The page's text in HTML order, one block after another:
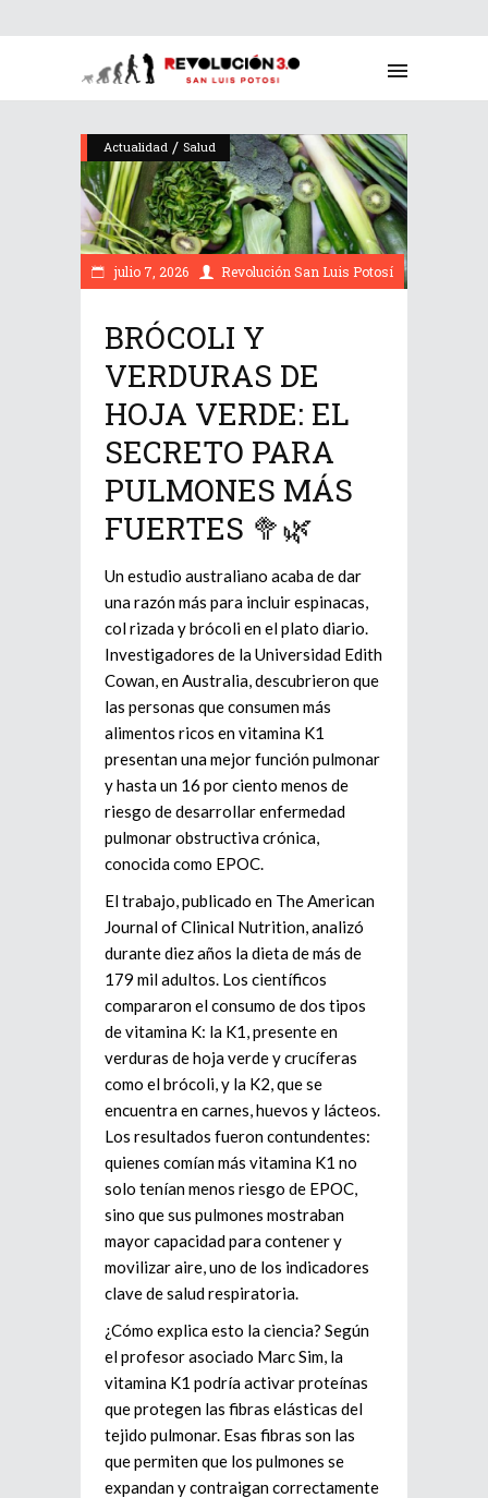
Actualidad / Salud
julio 7, 2026 Revolución San Luis Potosí
BRÓCOLI Y
VERDURAS DE
HOJA VERDE: EL
SECRETO PARA
PULMONES MÁS
FUERTES 🥦🌿
Un estudio australiano acaba de dar
una razón más para incluir espinacas,
col rizada y brócoli en el plato diario.
Investigadores de la Universidad Edith
Cowan, en Australia, descubrieron que
las personas que consumen más
alimentos ricos en vitamina K1
presentan una mejor función pulmonar
y hasta un 16 por ciento menos de
riesgo de desarrollar enfermedad
pulmonar obstructiva crónica,
conocida como EPOC.
El trabajo, publicado en The American
Journal of Clinical Nutrition, analizó
durante diez años la dieta de más de
179 mil adultos. Los científicos
compararon el consumo de dos tipos
de vitamina K: la K1, presente en
verduras de hoja verde y crucíferas
como el brócoli, y la K2, que se
encuentra en carnes, huevos y lácteos.
Los resultados fueron contundentes:
quienes comían más vitamina K1 no
solo tenían menos riesgo de EPOC,
sino que sus pulmones mostraban
mayor capacidad para contener y
movilizar aire, uno de los indicadores
clave de salud respiratoria.
¿Cómo explica esto la ciencia? Según
el profesor asociado Marc Sim, la
vitamina K1 podría activar proteínas
que protegen las fibras elásticas del
tejido pulmonar. Esas fibras son las
que permiten que los pulmones se
expandan y contraigan correctamente